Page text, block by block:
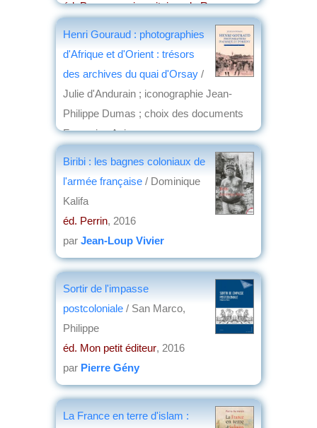
éd. Presses universitaires de Rennes,
Henri Gouraud : photographies
d'Afrique et d'Orient : trésors
des archives du quai d'Orsay /
Julie d'Andurain ; iconographie Jean-
Philippe Dumas ; choix des documents
Françoise Aujogue
éd. Éditions Pierre de Taillac , Archives
Biribi : les bagnes coloniaux de
l'armée française / Dominique
Kalifa
éd. Perrin, 2016
par Jean-Loup Vivier
Sortir de l'impasse
postcoloniale / San Marco,
Philippe
éd. Mon petit éditeur, 2016
par Pierre Gény
La France en terre d'islam :